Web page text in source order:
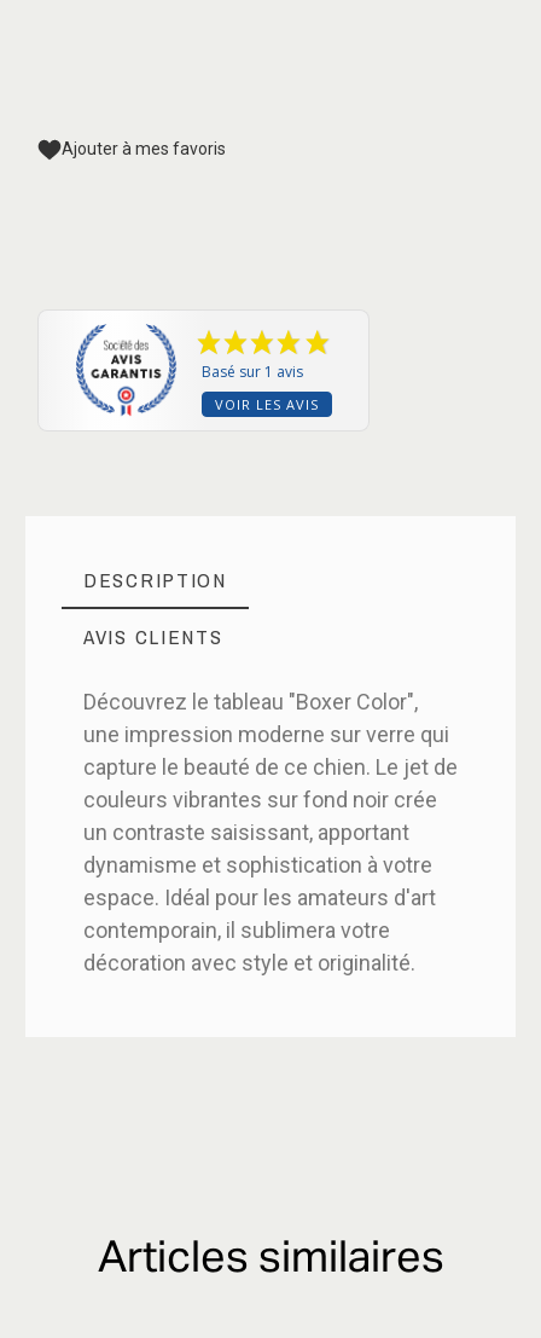
Ajouter à mes favoris
Basé sur 1 avis
VOIR LES AVIS
DESCRIPTION
AVIS CLIENTS
Découvrez le tableau "Boxer Color",
une impression moderne sur verre qui
capture le beauté de ce chien. Le jet de
couleurs vibrantes sur fond noir crée
un contraste saisissant, apportant
dynamisme et sophistication à votre
espace. Idéal pour les amateurs d'art
contemporain, il sublimera votre
décoration avec style et originalité.
Articles similaires